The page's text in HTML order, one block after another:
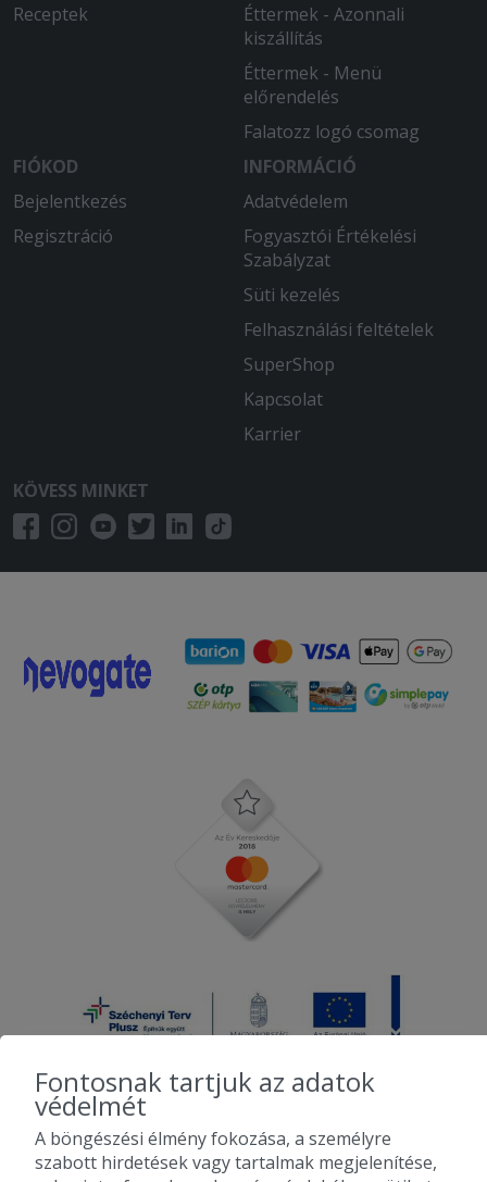
Receptek
Éttermek - Azonnali
kiszállítás
Éttermek - Menü
előrendelés
Falatozz logó csomag
FIÓKOD
Bejelentkezés
Regisztráció
INFORMÁCIÓ
Adatvédelem
Fogyasztói Értékelési
Szabályzat
Süti kezelés
Felhasználási feltételek
SuperShop
Kapcsolat
Karrier
KÖVESS MINKET
2010-2026 Copyright - Falatozz.hu - Diston-line Kft.
Fontosnak tartjuk az adatok
védelmét
A böngészési élmény fokozása, a személyre
szabott hirdetések vagy tartalmak megjelenítése,